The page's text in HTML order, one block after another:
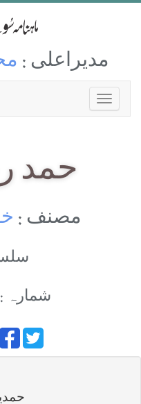
مدیراعلی :
حمد
مصنف :
شمارہ :